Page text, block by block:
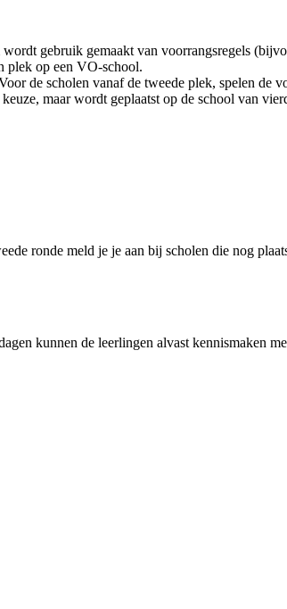
gebruik gemaakt van voorrangsregels
plek op een VO-school.
de scholen vanaf de tweede plek, spelen de
maar wordt geplaatst op de school van
ronde meld je je aan bij scholen die nog
kunnen de leerlingen alvast kennismaken